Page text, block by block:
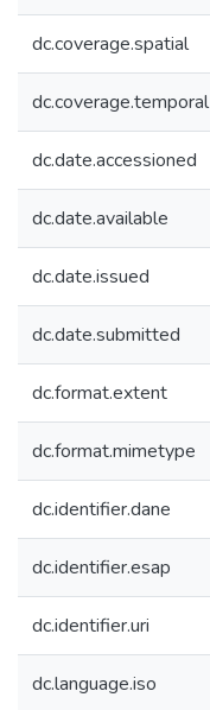
dc.coverage.spatial
dc.coverage.temporal
dc.date.accessioned
dc.date.available
dc.date.issued
dc.date.submitted
dc.format.extent
dc.format.mimetype
dc.identifier.dane
dc.identifier.esap
dc.identifier.uri
dc.language.iso